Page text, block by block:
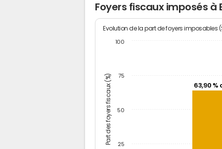
Foyers fiscaux imposés à
Part des foyers fiscaux (%)
Evolution de la part de foyers imposables
63,90 %
25
50
75
100